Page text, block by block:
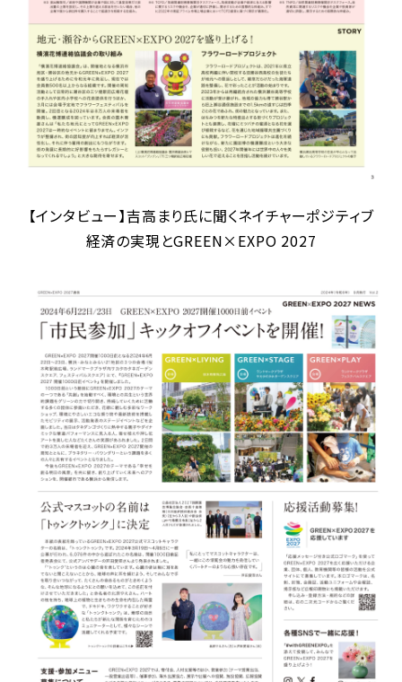
【インタビュー】吉高まり氏に聞くネイチャーポジティブ
経済の実現とGREEN×EXPO 2027